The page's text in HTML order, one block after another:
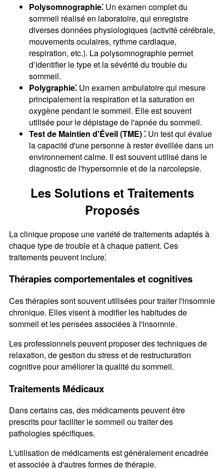
Polysomnographie⁚Un examen complet du
sommeil réalisé en laboratoire, qui enregistre
diverses données physiologiques (activité cérébrale,
mouvements oculaires, rythme cardiaque,
respiration, etc.). La polysomnographie permet
d’identifier le type et la sévérité du trouble du
sommeil.
Polygraphie⁚Un examen ambulatoire qui mesure
principalement la respiration et la saturation en
oxygène pendant le sommeil. Elle est souvent
utilisée pour le dépistage de l'apnée du sommeil.
Test de Maintien d'Éveil (TME) ⁚Un test qui évalue
la capacité d'une personne à rester éveillée dans un
environnement calme. Il est souvent utilisé dans le
diagnostic de l'hypersomnie et de la narcolepsie.
Les Solutions et Traitements
Proposés
La clinique propose une variété de traitements adaptés à
chaque type de trouble et à chaque patient. Ces
traitements peuvent inclure⁚
Thérapies comportementales et cognitives
Ces thérapies sont souvent utilisées pour traiter l'insomnie
chronique. Elles visent à modifier les habitudes de
sommeil et les pensées associées à l'insomnie.
Les professionnels peuvent proposer des techniques de
relaxation, de gestion du stress et de restructuration
cognitive pour améliorer la qualité du sommeil.
Traitements Médicaux
Dans certains cas, des médicaments peuvent être
prescrits pour faciliter le sommeil ou traiter des
pathologies spécifiques.
L'utilisation de médicaments est généralement encadrée
et associée à d'autres formes de thérapie.